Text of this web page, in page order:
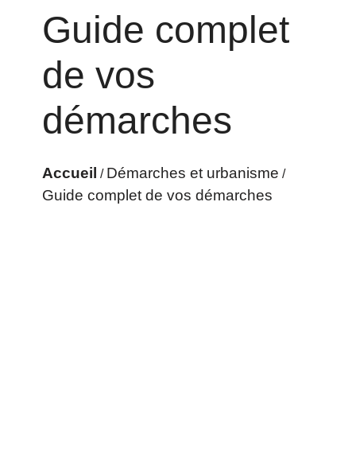
Guide complet
de vos
démarches
Accueil / Démarches et urbanisme /
Guide complet de vos démarches